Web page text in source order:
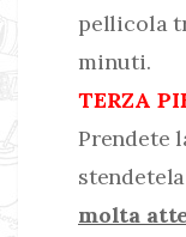
pellicola
minuti.
TERZA
Prendete
molta